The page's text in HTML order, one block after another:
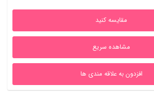
2,500,000ریال
1,618,000ریال
مقایسه کنید
مشاهده سریع
افزدون به علاقه مندی ها